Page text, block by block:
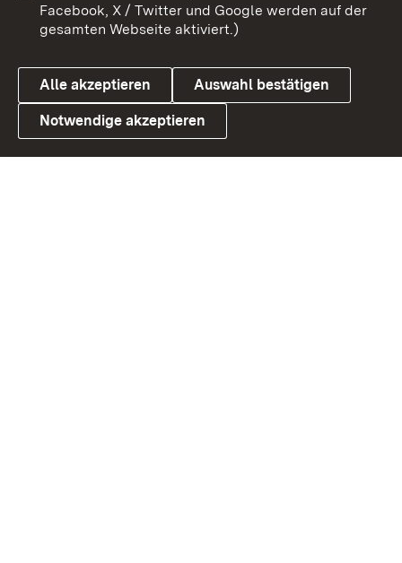
Link zum Landesportal
Datenschutz
Cookies
Facebook, X / Twitter und Google werden auf der
gesamten Webseite aktiviert.)
Alle akzeptieren Auswahl bestätigen
Notwendige akzeptieren